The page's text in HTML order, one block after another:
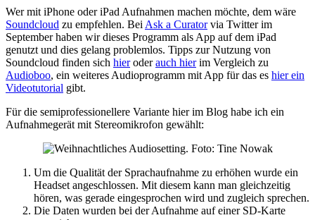
Wer mit iPhone oder iPad Aufnahmen machen möchte, dem wäre
Soundcloud zu empfehlen. Bei Ask a Curatorvia Twitter im
September haben wir dieses Programm als App auf dem iPad
genutzt und dies gelang problemlos. Tipps zur Nutzung von
Soundcloud finden sich hieroderauch hierim Vergleich zu
Audioboo, ein weiteres Audioprogramm mit App für das es hier ein
Videotutorial gibt.
Für die semiprofessionellere Variante hier im Blog habe ich ein
Aufnahmegerät mit Stereomikrofon gewählt:
Um die Qualität der Sprachaufnahme zu erhöhen wurde ein
Headset angeschlossen. Mit diesem kann man gleichzeitig
hören, was gerade eingesprochen wird und zugleich sprechen.
Die Daten wurden bei der Aufnahme auf einer SD-Karte